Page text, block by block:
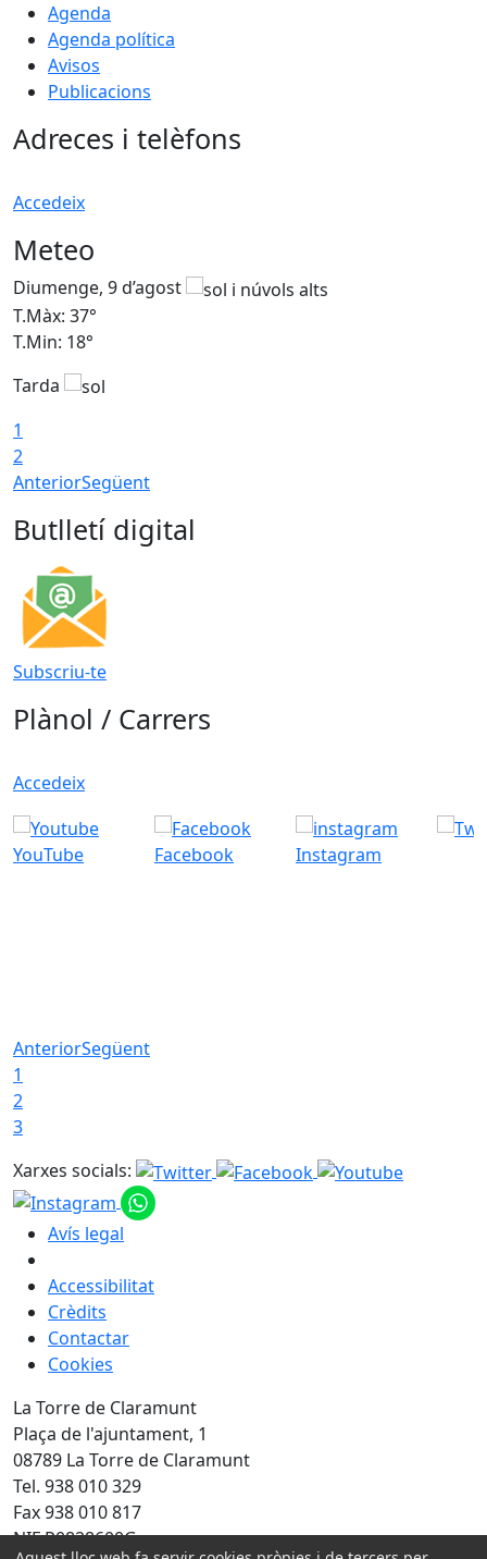
Agenda
Agenda política
Avisos
Publicacions
Adreces i telèfons
Accedeix
Meteo
Diumenge, 9 d’agost
T.Màx: 37°
T.Min: 18°
Tarda
1
2
AnteriorSegüent
Butlletí digital
Subscriu-te
Plànol / Carrers
Accedeix
YouTube Facebook Instagram
AnteriorSegüent
1
2
3
Xarxes socials:
Avís legal
Accessibilitat
Crèdits
Contactar
Cookies
La Torre de Claramunt
Plaça de l'ajuntament, 1
08789 La Torre de Claramunt
Tel. 938 010 329
Fax 938 010 817
NIF P0828600G